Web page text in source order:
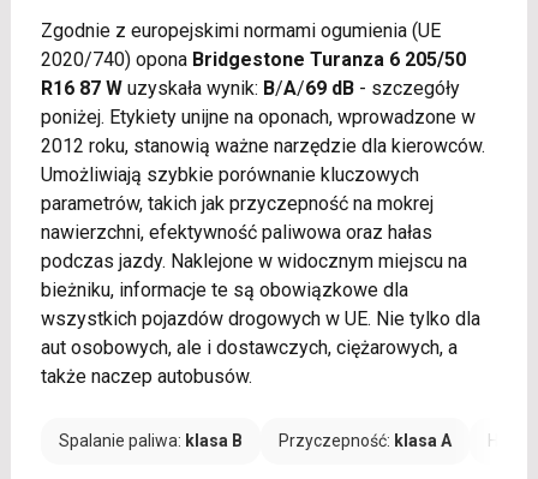
Zgodnie z europejskimi normami ogumienia (UE
2020/740) opona Bridgestone Turanza 6 205/50
R16 87 Wuzyskała wynik: B/A/69 dB- szczegóły
poniżej. Etykiety unijne na oponach, wprowadzone w
2012 roku, stanowią ważne narzędzie dla kierowców.
Umożliwiają szybkie porównanie kluczowych
parametrów, takich jak przyczepność na mokrej
nawierzchni, efektywność paliwowa oraz hałas
podczas jazdy. Naklejone w widocznym miejscu na
bieżniku, informacje te są obowiązkowe dla
wszystkich pojazdów drogowych w UE. Nie tylko dla
aut osobowych, ale i dostawczych, ciężarowych, a
także naczep autobusów.
Spalanie paliwa: klasa B Przyczepność: klasa A Hałas: